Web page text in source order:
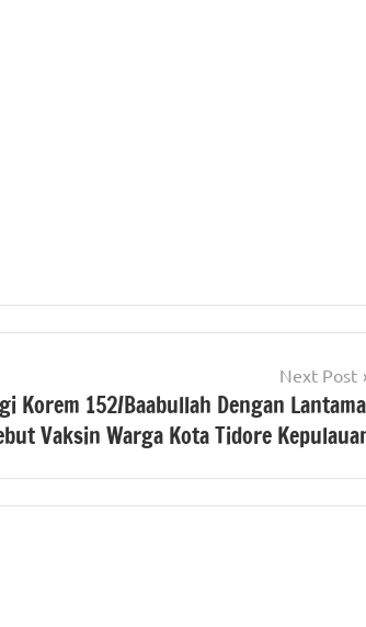
Next Post
Korem 152/Baabullah Dengan
Vaksin Warga Kota Tidore